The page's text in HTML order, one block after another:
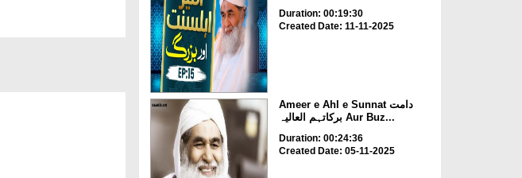
Duration: 00:19:30
Created Date: 11-11-2025
Ameer e Ahl e Sunnat دامت
برکاتہم العالیہ Aur Buz...
Duration: 00:24:36
Created Date: 05-11-2025